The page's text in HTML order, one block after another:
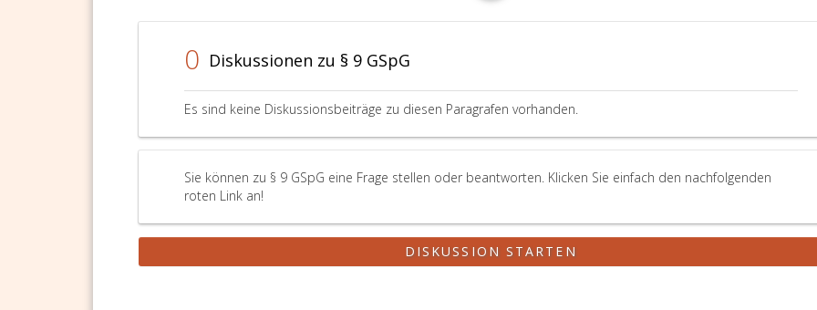
0 Diskussionen zu § 9 GSpG
Es sind keine Diskussionsbeiträge zu diesen Paragrafen vorhanden.
Sie können zu § 9 GSpG eine Frage stellen oder beantworten. Klicken Sie einfach den nachfolgenden
roten Link an!
DISKUSSION STARTEN